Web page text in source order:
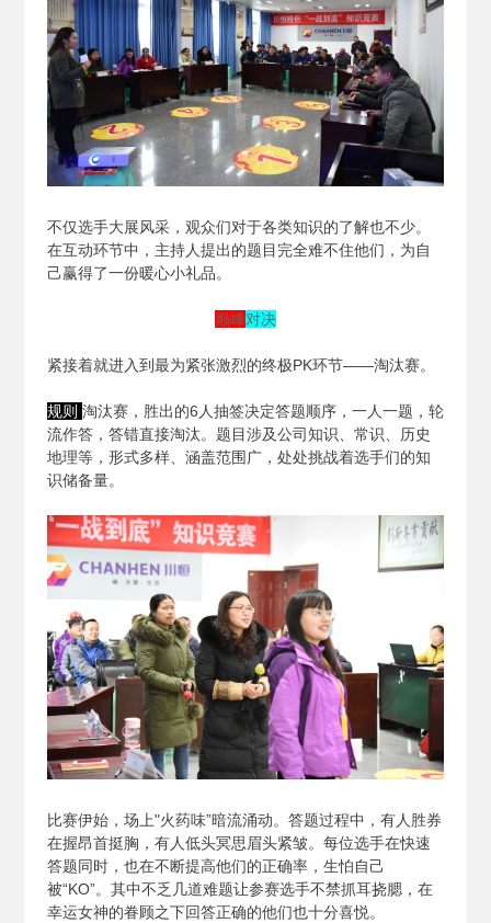
不仅选手大展风采，观众们对于各类知识的了解也不少。
在互动环节中，主持人提出的题目完全难不住他们，为自
己赢得了一份暖心小礼品。
巅峰对决
紧接着就进入到最为紧张激烈的终极PK环节——淘汰赛。
规则 淘汰赛，胜出的6人抽签决定答题顺序，一人一题，轮
流作答，答错直接淘汰。题目涉及公司知识、常识、历史
地理等，形式多样、涵盖范围广，处处挑战着选手们的知
识储备量。
比赛伊始，场上"火药味”暗流涌动。答题过程中，有人胜券
在握昂首挺胸，有人低头冥思眉头紧皱。每位选手在快速
答题同时，也在不断提高他们的正确率，生怕自己
被“KO”。其中不乏几道难题让参赛选手不禁抓耳挠腮，在
幸运女神的眷顾之下回答正确的他们也十分喜悦。